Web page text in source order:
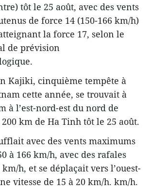
tôt le 25 août, avec des vents
de force 14 (150-166 km/h)
la force 17, selon le
de prévision
Kajiki, cinquième tempête à
cette année, se trouvait à
à l’est-nord-est du nord de
km de Ha Tinh tôt le 25 août.
avec des vents maximums
à 166 km/h, avec des rafales
h, et se déplaçait vers l’ouest-
vitesse de 15 à 20 km/h. km/h.